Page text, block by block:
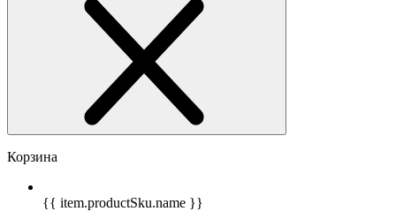
Корзина
{{ item.productSku.name }}